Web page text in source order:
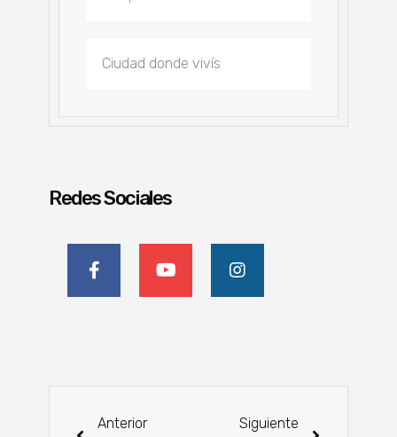
Redes Sociales
Anterior Siguiente